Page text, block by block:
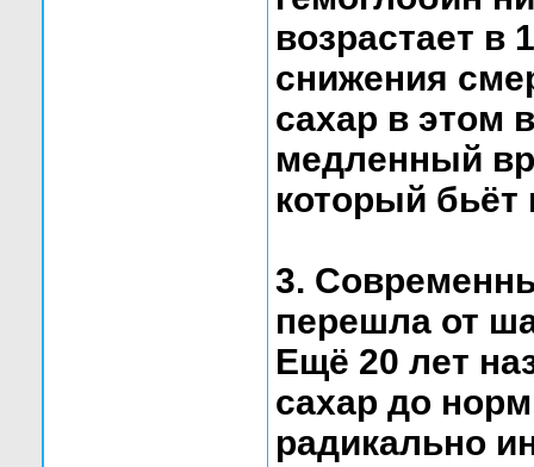
возрастает в
снижения
сахар в этом
медленный
который бьёт
3.
перешла от
Ещё 20 лет
сахар до
радикально